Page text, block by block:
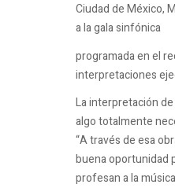
Ciudad de México,
a la gala sinfónica
programada en el
interpretaciones
La interpretación
algo totalmente
“A través de esa
buena oportunidad
profesan a la